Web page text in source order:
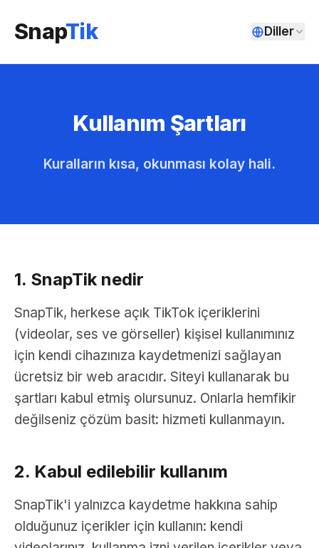
SnapTik Diller
Kullanım Şartları
Kuralların kısa, okunması kolay hali.
1. SnapTik nedir
SnapTik, herkese açık TikTok içeriklerini
(videolar, ses ve görseller) kişisel kullanımınız
için kendi cihazınıza kaydetmenizi sağlayan
ücretsiz bir web aracıdır. Siteyi kullanarak bu
şartları kabul etmiş olursunuz. Onlarla hemfikir
değilseniz çözüm basit: hizmeti kullanmayın.
2. Kabul edilebilir kullanım
SnapTik'i yalnızca kaydetme hakkına sahip
olduğunuz içerikler için kullanın: kendi